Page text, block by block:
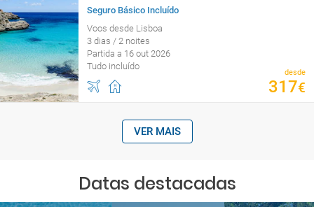
Seguro Básico Incluído
Voos desde Lisboa
3 dias / 2 noites
Partida a 16 out 2026
Tudo incluído
desde
317€
VER MAIS
Datas destacadas